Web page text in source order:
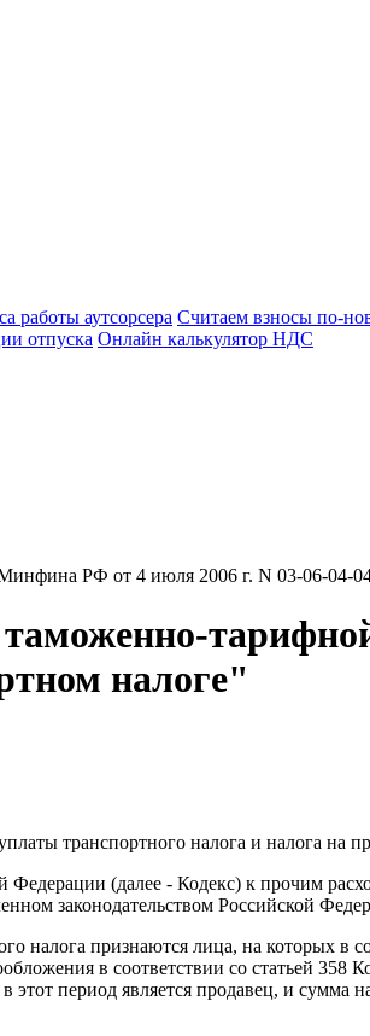
работы аутсорсера Считаем взносы по-
отпуска Онлайн калькулятор НДС
РФ от 4 июля 2006 г. N 03-06-04-
таможенно-
налоге"
транспортного налога и налога на
Федерации (далее - Кодекс) к прочим
законодательством Российской
налога признаются лица, на которых в
в соответствии со статьей 358
период является продавец, и